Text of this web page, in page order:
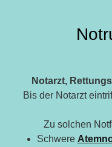
Notarzt,
Bis der Notarzt
Zu solchen
Schwere